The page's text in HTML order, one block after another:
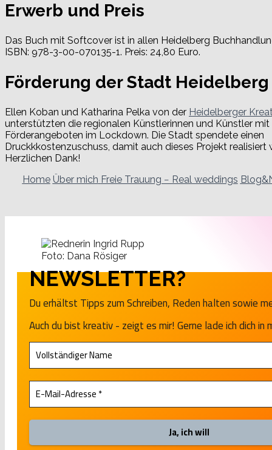
Erwerb und Preis
Das Buch mit Softcover ist in allen Heidelberg
ISBN: 978-3-00-070135-1. Preis: 24,80 Euro.
Förderung der Stadt Heidelberg
Ellen Koban und Katharina Pelka von der Heidelberger
unterstützten die regionalen Künstlerinnen und Künstler
Förderangeboten im Lockdown. Die Stadt spendete einen
Druckkkostenzuschuss, damit auch dieses Projekt realisiert
Herzlichen Dank!
Home Über mich Freie Trauung − Real weddings
Foto: Dana Rösiger
NEWSLETTER?
Du erhältst Tipps zum Schreiben, Reden halten sowie
Auch du bist kreativ - zeigt es mir! Gerne lade ich dich in